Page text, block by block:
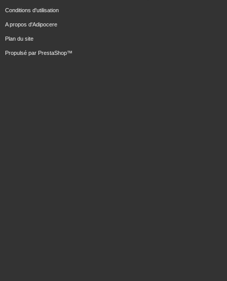
Conditions d'utilisation
A propos d'Adipocere
Plan du site
Propulsé par PrestaShop™